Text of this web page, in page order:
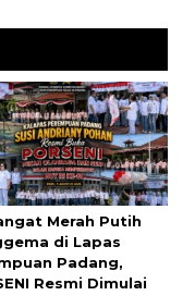
Merah Putih
di Lapas
Padang,
Resmi Dimulai